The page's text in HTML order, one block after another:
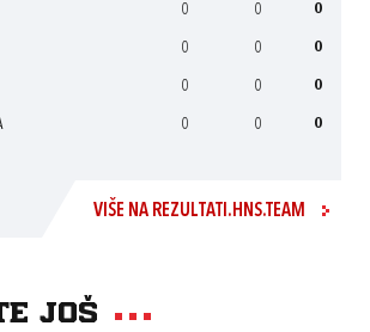
0 0 0
0 0 0
0 0 0
0 0 0
VIŠE NA REZULTATI.HNS.TEAM
još